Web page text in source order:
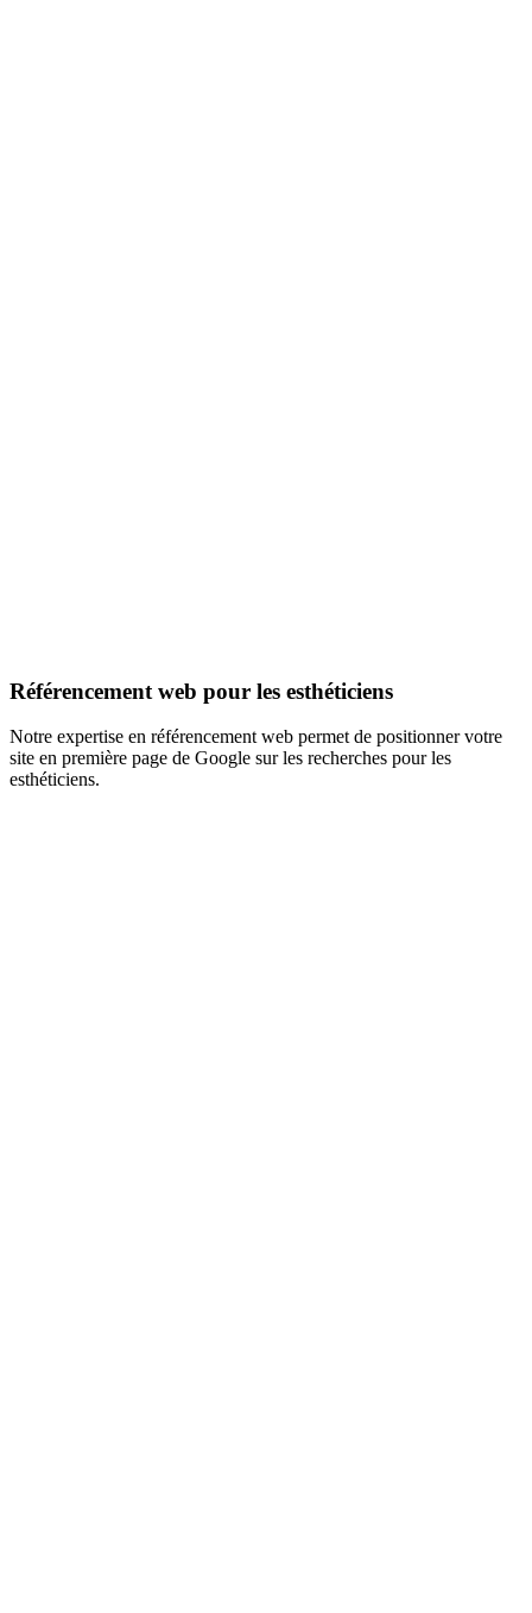
Référencement web pour les esthéticiens
Notre expertise en référencement web permet de positionner votre
site en première page de Google sur les recherches pour les
esthéticiens.